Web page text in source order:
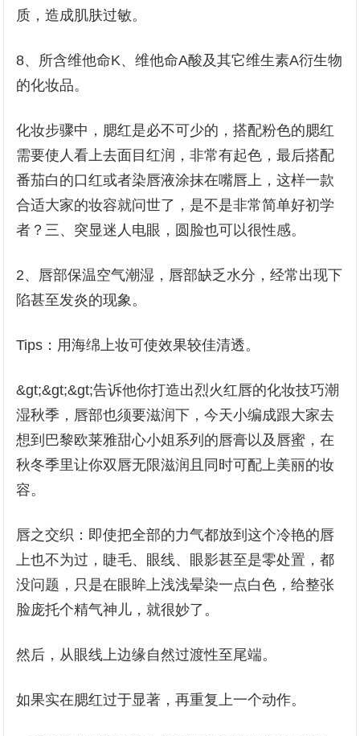
质，造成肌肤过敏。
8、所含维他命K、维他命A酸及其它维生素A衍生物
的化妆品。
化妆步骤中，腮红是必不可少的，搭配粉色的腮红
需要使人看上去面目红润，非常有起色，最后搭配
番茄白的口红或者染唇液涂抹在嘴唇上，这样一款
合适大家的妆容就问世了，是不是非常简单好初学
者？三、突显迷人电眼，圆脸也可以很性感。
2、唇部保温空气潮湿，唇部缺乏水分，经常出现下
陷甚至发炎的现象。
Tips：用海绵上妆可使效果较佳清透。
&gt;&gt;&gt;告诉他你打造出烈火红唇的化妆技巧潮
湿秋季，唇部也须要滋润下，今天小编成跟大家去
想到巴黎欧莱雅甜心小姐系列的唇膏以及唇蜜，在
秋冬季里让你双唇无限滋润且同时可配上美丽的妆
容。
唇之交织：即使把全部的力气都放到这个冷艳的唇
上也不为过，睫毛、眼线、眼影甚至是零处置，都
没问题，只是在眼眸上浅浅晕染一点白色，给整张
脸庞托个精气神儿，就很妙了。
然后，从眼线上边缘自然过渡性至尾端。
如果实在腮红过于显著，再重复上一个动作。